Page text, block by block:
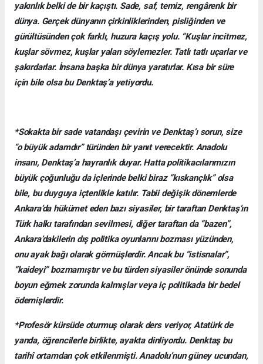
yakınlık belki de bir kaçıştı. Sade, saf, temiz, rengârenk bir
dünya. Gerçek dünyanın çirkinliklerinden, pisliğinden ve
gürültüsünden çok farklı, huzura kaçış yolu. “Kuşlar incitmez,
kuşlar sövmez, kuşlar yalan söylemezler. Tatlı tatlı uçarlar ve
şakırdarlar. İnsana başka bir dünya yaratırlar. Kısa bir süre
için bile olsa bu Denktaş’a yetiyordu.
*Sokakta bir sade vatandaşı çevirin ve Denktaş’ı sorun, size
“o büyük adamdır” türünden bir yanıt verecektir. Anadolu
insanı, Denktaş’a hayranlık duyar. Hatta politikacılarımızın
büyük çoğunluğu da içlerinde belki biraz “kıskançlık” olsa
bile, bu duyguya içtenlikle katılır. Tabii değişik dönemlerde
Ankara’da hükümet eden bazı siyasiler, bir taraftan Denktaş’ın
Türk halkı tarafından sevilmesi, diğer taraftan da “bazen”,
Ankara’dakilerin dış politika oyunlarını bozması yüzünden,
onu ayak bağı olarak görmüşlerdir. Ancak bu “istisnalar”,
“kaideyi” bozmamıştır ve bu türden siyasiler önünde sonunda
boyun eğmek zorunda kalmışlar veya iç politikada bir bedel
ödemişlerdir.
*Profesör kürsüde oturmuş olarak ders veriyor, Atatürk de
yanda, öğrencilerle birlikte, ayakta dinliyordu. Denktaş bu
tarihî ortamdan çok etkilenmişti. Anadolu’nun güney ucundan,